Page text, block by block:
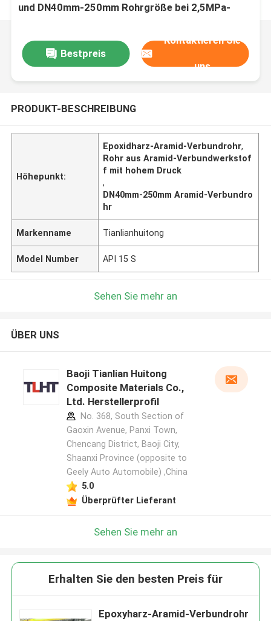
und DN40mm-250mm Rohrgröße bei 2,5MPa-
Bestpreis
Kontaktieren Sie
uns
PRODUKT-BESCHREIBUNG
Höhepunkt:
Epoxidharz-Aramid-Verbundrohr,
Rohr aus Aramid-Verbundwerkstof
f mit hohem Druck
,
DN40mm-250mm Aramid-Verbundro
hr
Markenname Tianlianhuitong
Model Number API 15 S
Sehen Sie mehr an
ÜBER UNS
Baoji Tianlian Huitong
Composite Materials Co.,
Ltd. Herstellerprofil
No. 368, South Section of
Gaoxin Avenue, Panxi Town,
Chencang District, Baoji City,
Shaanxi Province (opposite to
Geely Auto Automobile) ,China
5.0
Überprüfter Lieferant
Sehen Sie mehr an
Erhalten Sie den besten Preis für
Epoxyharz-Aramid-Verbundrohr